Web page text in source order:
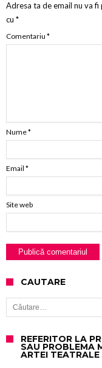
Adresa ta de email nu va fi
cu *
Comentariu *
Nume*
Email *
Site web
CAUTARE
Caută după:
REFERITOR LA
SAU PROBLEMA
ARTEI TEATRALE